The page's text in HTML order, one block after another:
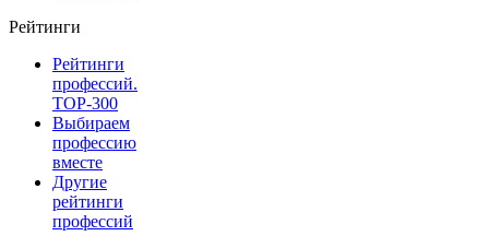
Рейтинги
Рейтинги
профессий.
TOP-300
Выбираем
профессию
вместе
Другие
рейтинги
профессий